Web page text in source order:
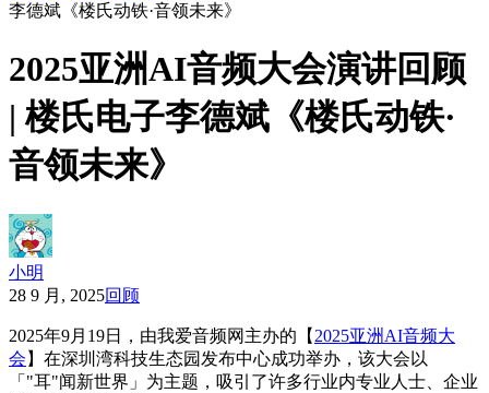
李德斌《楼氏动铁·音领未来》
2025亚洲AI音频大会演讲回顾
| 楼氏电子李德斌《楼氏动铁·
音领未来》
小明
28 9 月, 2025回顾
2025年9月19日，由我爱音频网主办的【 2025亚洲AI音频大
会 】在深圳湾科技生态园发布中心成功举办，该大会以
「"耳"闻新世界」为主题，吸引了许多行业内专业人士、企业